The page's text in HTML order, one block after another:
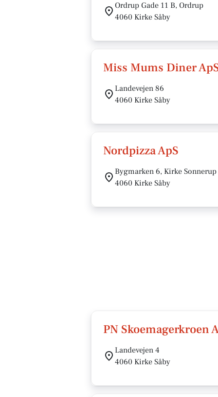
Ordrup Gade 11 B, Ordrup
4060 Kirke Såby
Miss Mums Diner
Landevejen 86
4060 Kirke Såby
Nordpizza ApS
Bygmarken 6, Kirke Sonnerup
4060 Kirke Såby
PN Skoemagerkroen
Landevejen 4
4060 Kirke Såby